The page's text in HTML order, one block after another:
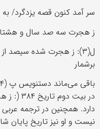
سر آمد کنون قصه یزدگرد/ به ماه
ز هجرت سه صد سال و هشتاد
ل(۳): ز هجرت شده سیصد
برشمار
در بیت
دارد. همچنین در ترجمه
نیست و او نیز تاریخ پایان شاهنامه را ۳۸۴